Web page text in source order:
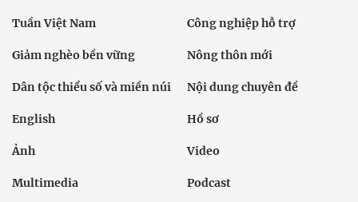
Tuần Việt Nam Công nghiệp hỗ trợ
Giảm nghèo bền vững Nông thôn mới
Dân tộc thiểu số và miền núi Nội dung chuyên đề
English Hồ sơ
Ảnh Video
Multimedia Podcast